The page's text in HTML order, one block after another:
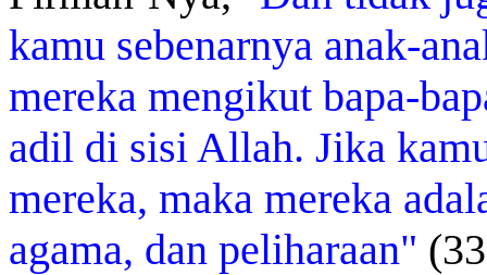
kamu sebenarnya anak-
mereka mengikut bapa-
adil di sisi Allah. Jika
mereka, maka mereka
agama, dan peliharaan"